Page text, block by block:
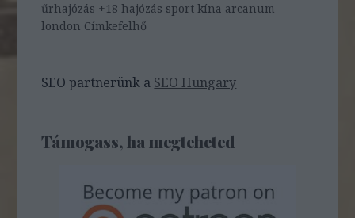
űrhajózás +18 hajózás sport kína arcanum
london Címkefelhő
SEO partnerünk a SEO Hungary
Támogass, ha megteheted